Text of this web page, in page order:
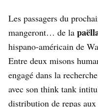
Les passagers du
mangeront… de la
hispano-américain de
Entre deux misons
engagé dans la
avec son think tank
distribution de repas